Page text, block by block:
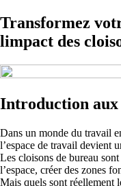
Transformez
limpact des
Introduction aux
Dans un monde du travail
l’espace de travail devient
Les cloisons de bureau
l’espace, créer des zones
Mais quels sont réellement